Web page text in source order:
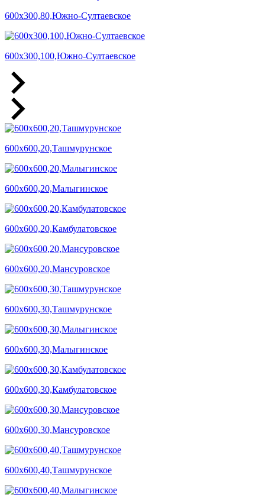
600х300,80,Южно-Султаевское
600х300,100,Южно-Султаевское
600х600,20,Ташмурунское
600х600,20,Малыгинское
600х600,20,Камбулатовское
600х600,20,Мансуровское
600х600,30,Ташмурунское
600х600,30,Малыгинское
600х600,30,Камбулатовское
600х600,30,Мансуровское
600х600,40,Ташмурунское